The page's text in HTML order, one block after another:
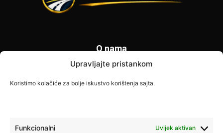
Upravljajte pristankom
Koristimo kolačiće za bolje iskustvo korištenja sajta.
Funkcionalni Uvijek aktivan
O nama
Svijet Kamiona je specijalizovani portal posvećen vozačima
kamiona i transportnoj industriji. Donosimo najnovije